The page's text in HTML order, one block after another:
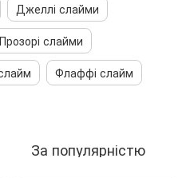
Джеллі слайми
Прозорі слайми
Флаффі слайм
За популярністю